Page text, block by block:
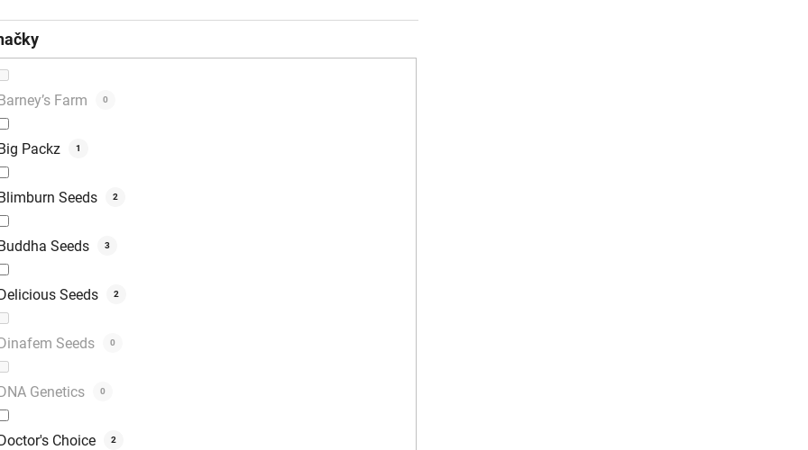
Farm 0
Packz 1
Seeds 2
Seeds 3
Seeds 2
Seeds 0
Genetics 0
Choice 2